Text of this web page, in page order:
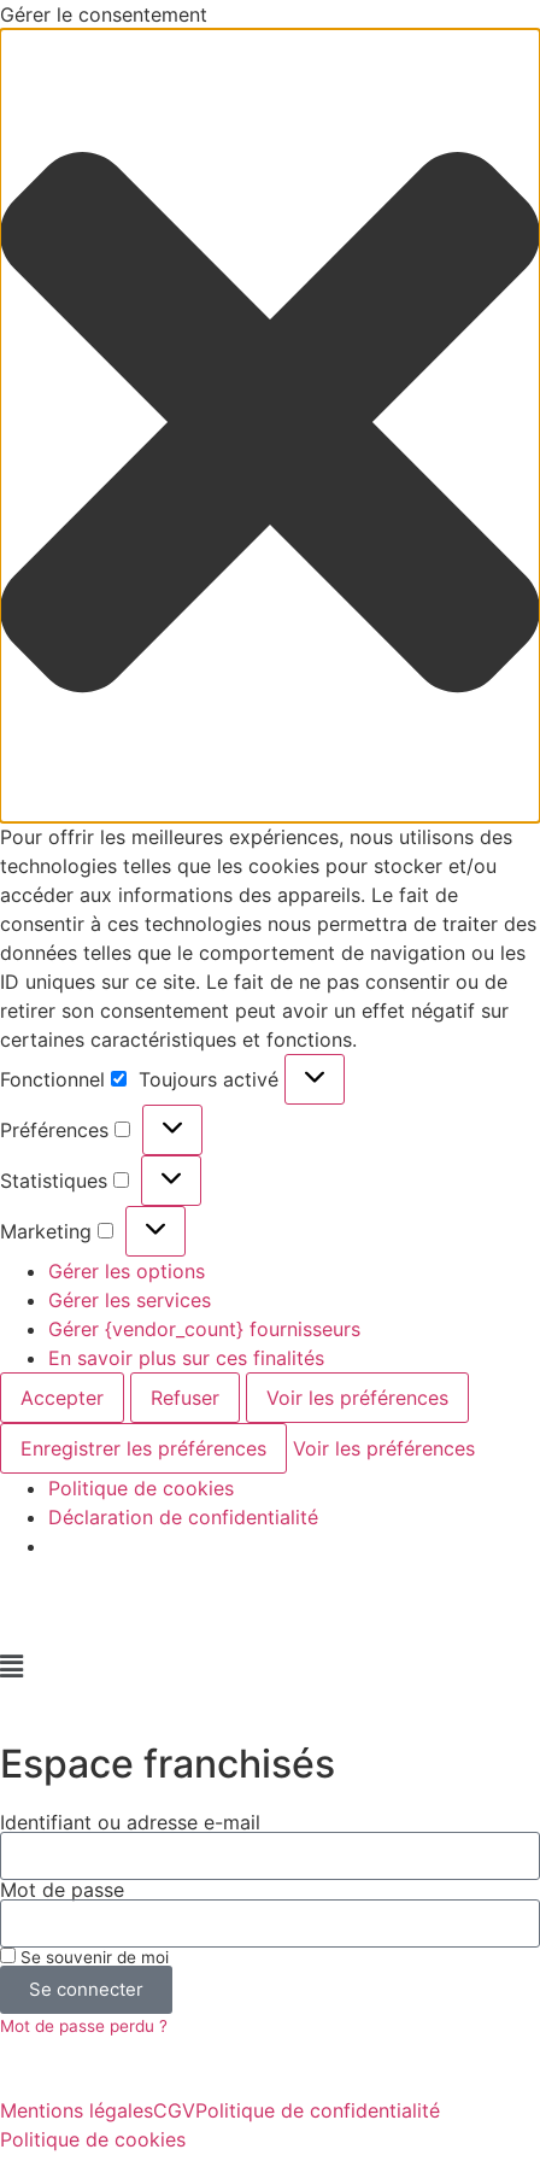
Gérer le consentement
Pour offrir les meilleures expériences, nous utilisons des
technologies telles que les cookies pour stocker et/ou
accéder aux informations des appareils. Le fait de
consentir à ces technologies nous permettra de traiter des
données telles que le comportement de navigation ou les
ID uniques sur ce site. Le fait de ne pas consentir ou de
retirer son consentement peut avoir un effet négatif sur
certaines caractéristiques et fonctions.
Fonctionnel
Toujours activé
Préférences
Statistiques
Marketing
Gérer les options
Gérer les services
Gérer {vendor_count} fournisseurs
En savoir plus sur ces finalités
Accepter
Refuser Voir les préférences
Enregistrer les préférences
Voir les préférences
Politique de cookies
Déclaration de confidentialité
Espace franchisés
Identifiant ou adresse e-mail
Mot de passe
Se souvenir de moi
Se connecter
Mot de passe perdu ?
Mentions légalesCGVPolitique de confidentialité
Politique de cookies